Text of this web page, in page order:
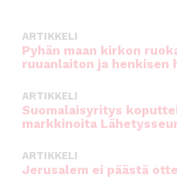
k
ARTIKKELI
Pyhän maan kirkon
ruuanlaiton ja henkisen
ARTIKKELI
Suomalaisyritys
markkinoita
ARTIKKELI
Jerusalem ei päästä